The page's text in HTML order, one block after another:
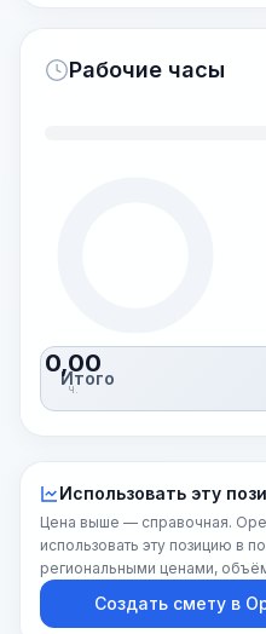
Рабочие часы
0,00
ч.
Итого
Использовать эту
Цена выше — справочная.
использовать эту позицию в
региональными ценами,
Создать смету в